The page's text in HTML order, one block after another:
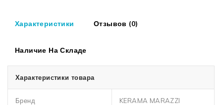
Характеристики Отзывов (0)
Наличие На Складе
Характеристики товара
Бренд KERAMA MARAZZI